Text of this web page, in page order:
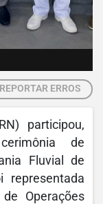
REPORTAR ERROS
participou,
de
Fluvial de
representada
Operações